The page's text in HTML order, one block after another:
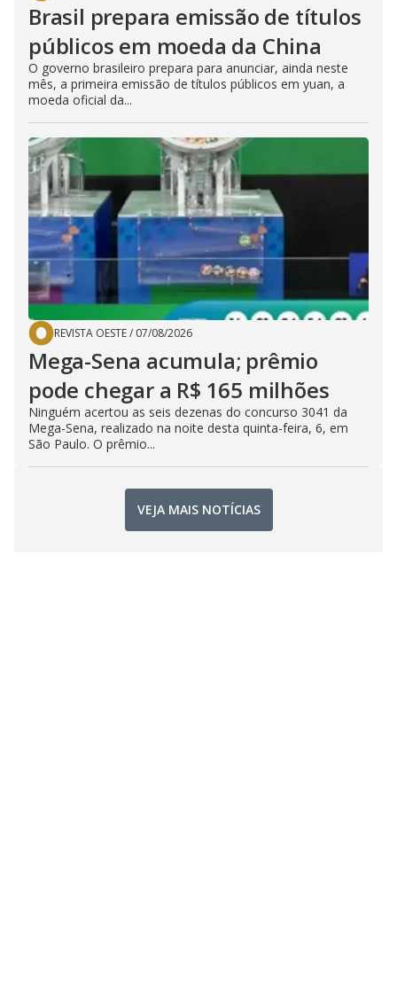
Brasil prepara emissão de títulos
públicos em moeda da China
O governo brasileiro prepara para anunciar, ainda neste
mês, a primeira emissão de títulos públicos em yuan, a
moeda oficial da...
REVISTA OESTE/ 07/08/2026
Mega-Sena acumula; prêmio
pode chegar a R$ 165 milhões
Ninguém acertou as seis dezenas do concurso 3041 da
Mega-Sena, realizado na noite desta quinta-feira, 6, em
São Paulo. O prêmio...
VEJA MAIS NOTÍCIAS